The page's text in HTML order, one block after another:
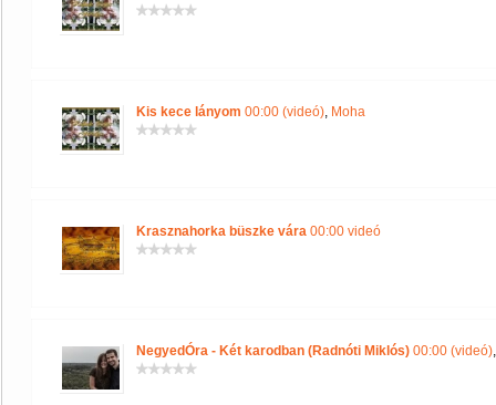
Kis kece lányom 00:00 (videó), Moha
Krasznahorka büszke vára 00:00 videó
NegyedÓra - Két karodban (Radnóti Miklós) 00:00 (videó)